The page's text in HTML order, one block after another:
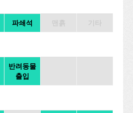
파쇄석
반려동물
출입